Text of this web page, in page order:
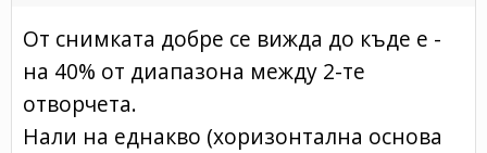
От снимката добре се вижда до къде е -
на 40% от диапазона между 2-те
отворчета.
Нали на еднакво (хоризонтална основа